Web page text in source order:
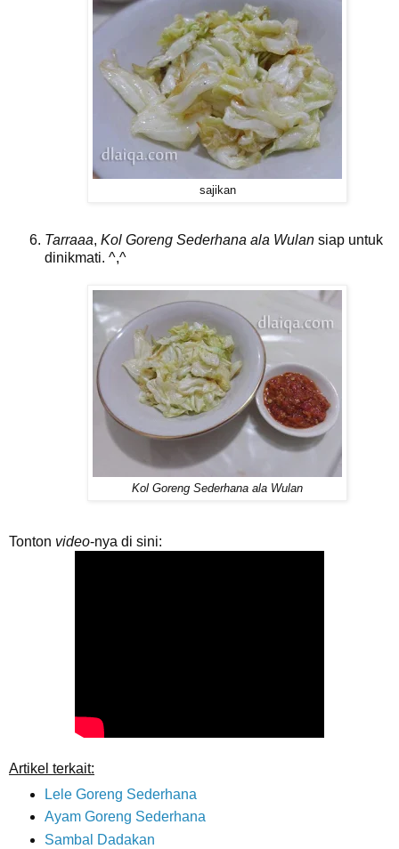
sajikan
Tarraaa, Kol Goreng Sederhana ala Wulan siap untuk
dinikmati. ^,^
Kol Goreng Sederhana ala Wulan
Tonton video-nya di sini:
Artikel terkait:
Lele Goreng Sederhana
Ayam Goreng Sederhana
Sambal Dadakan